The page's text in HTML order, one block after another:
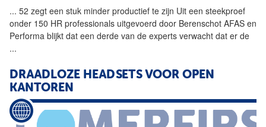
... 52 zegt een stuk minder productief te zijn Uit een steekproef
onder 150 HR professionals uitgevoerd door Berenschot AFAS en
Performa blijkt dat een derde van de experts verwacht dat er de
...
DRAADLOZE HEADSETS VOOR OPEN
KANTOREN